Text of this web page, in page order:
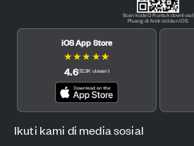
Scan kode QR untuk download
Pluang di Android dan iOS.
iOS App Store
★★★ ★★
4.6(12.3K ulasan)
Ikuti kami di media sosial